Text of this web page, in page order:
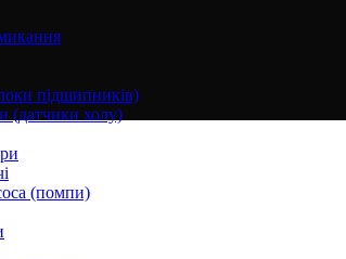
підшипників)
(датчики холу)
(помпи)